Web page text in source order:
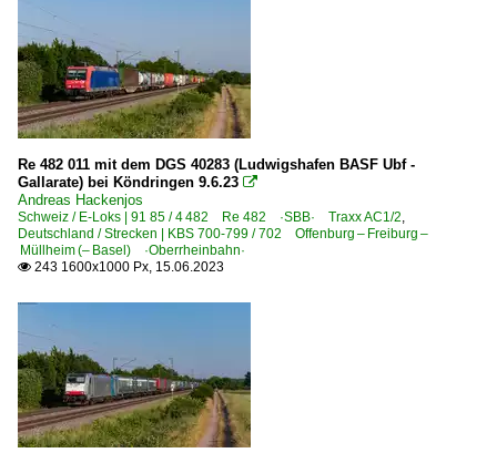
Re 482 011 mit dem DGS 40283 (Ludwigshafen BASF Ubf -
Gallarate) bei Köndringen 9.6.23 
Andreas Hackenjos
Schweiz / E-Loks | 91 85 / 4 482 Re 482 ·SBB· Traxx AC1/2,
Deutschland / Strecken | KBS 700-799 / 702 Offenburg – Freiburg –
Müllheim (– Basel) ·Oberrheinbahn·
 243 1600x1000 Px, 15.06.2023